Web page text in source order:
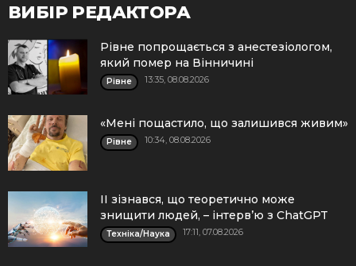
ВИБІР РЕДАКТОРА
Рівне попрощається з анестезіологом,
який помер на Вінничині
Рівне 13:35, 08.08.2026
«Мені пощастило, що залишився живим»
Рівне 10:34, 08.08.2026
ІІ зізнався, що теоретично може
знищити людей, – інтерв’ю з ChatGPT
Техніка/Наука 17:11, 07.08.2026